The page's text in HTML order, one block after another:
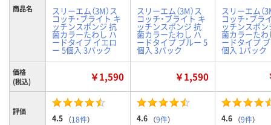
商品名 スリーエム（3M）ス
コッチ・ブライト キ
ッチンスポンジ 抗
菌カラーたわし ハ
ードタイプ イエロ
ー 5個入 3パック
スリーエム（3M）ス
コッチ・ブライト キ
ッチンスポンジ 抗
菌カラーたわし ハ
ードタイプ ブルー 5
個入 3パック
スリーエム（
コッチ・ブラ
ッチンスポン
菌カラーたわ
ードタイプ
個入 1パック
価格
(税込)
￥1,590 ￥1,590
評価
4.5 （18件） 4.6 （9件） 4.6 （9件）